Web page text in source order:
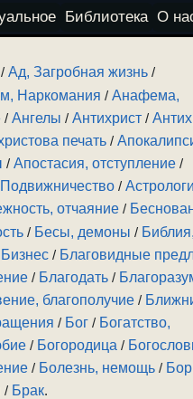
Библиотека О
/Ад, Загробная жизнь /
Наркомания /Анафема,
/Ангелы /Антихрист /
печать /
/Апостасия, отступление /
/
отчаяние /
/ Бесы, демоны / Библия,
Бизнес / Благовидные
/ Благодать /
благополучие /
/ Бог / Богатство,
/ Богородица /
/ Болезнь, немощь /
/ Брак.